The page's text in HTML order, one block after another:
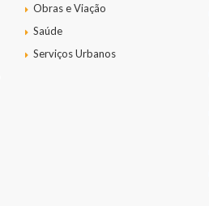
Obras e Viação
Saúde
Serviços Urbanos